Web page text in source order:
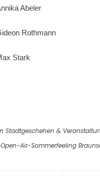
Abeler
Rothmann
Stark
Stadtgeschehen &
Open-Air-Sommerfeeling